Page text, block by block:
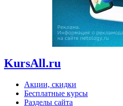
KursAll.ru
Акции, скидки
Бесплатные курсы
Разделы сайта